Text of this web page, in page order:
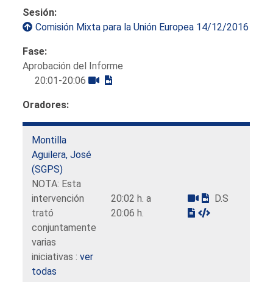
Sesión:
Comisión Mixta para la Unión Europea 14/12/2016
Fase:
Aprobación del Informe
20:01-20:06
Oradores:
Montilla
Aguilera, José
(SGPS)
NOTA: Esta
intervención
trató
conjuntamente
varias
iniciativas :ver
todas
20:02 h. a
20:06 h.
D.S